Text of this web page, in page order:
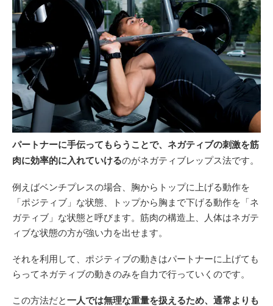
パートナーに手伝ってもらうことで、ネガティブの刺激を筋
肉に効率的に入れていけるのがネガティブレップス法です。
例えばベンチプレスの場合、胸からトップに上げる動作を
「ポジティブ」な状態、トップから胸まで下げる動作を「ネ
ガティブ」な状態と呼びます。筋肉の構造上、人体はネガテ
ィブな状態の方が強い力を出せます。
それを利用して、ポジティブの動きはパートナーに上げても
らってネガティブの動きのみを自力で行っていくのです。
この方法だと一人では無理な重量を扱えるため、通常よりも